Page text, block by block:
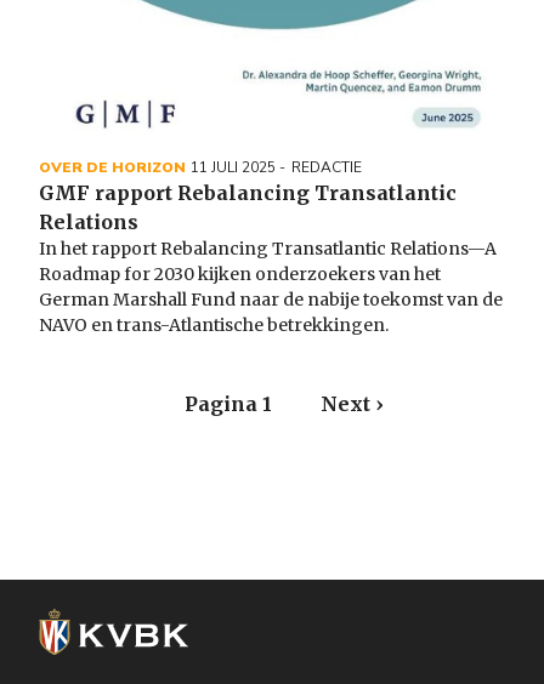
OVER DE HORIZON 11 JULI 2025 REDACTIE
GMF rapport Rebalancing Transatlantic
Relations
In het rapport Rebalancing Transatlantic Relations—A
Roadmap for 2030 kijken onderzoekers van het
German Marshall Fund naar de nabije toekomst van de
NAVO en trans-Atlantische betrekkingen.
Pagina 1
Volgende
Next ›